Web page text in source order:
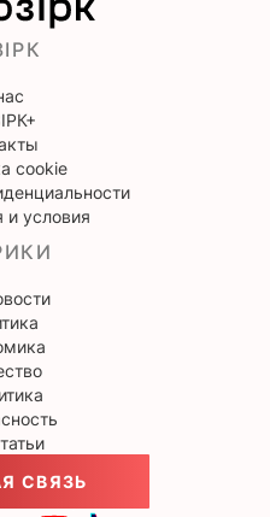
cookie
условия
СВЯЗЬ